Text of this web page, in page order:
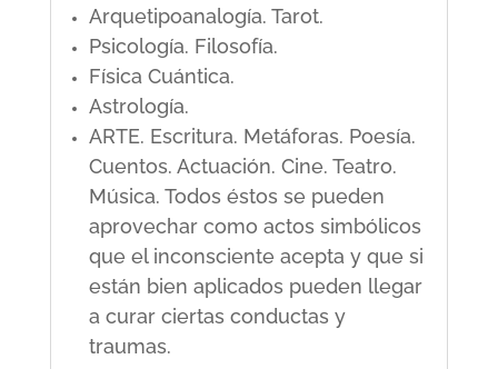
Arquetipoanalogía. Tarot.
Psicología. Filosofía.
Física Cuántica.
Astrología.
ARTE. Escritura. Metáforas. Poesía.
Cuentos. Actuación. Cine. Teatro.
Música. Todos éstos se pueden
aprovechar como actos simbólicos
que el inconsciente acepta y que si
están bien aplicados pueden llegar
a curar ciertas conductas y
traumas.